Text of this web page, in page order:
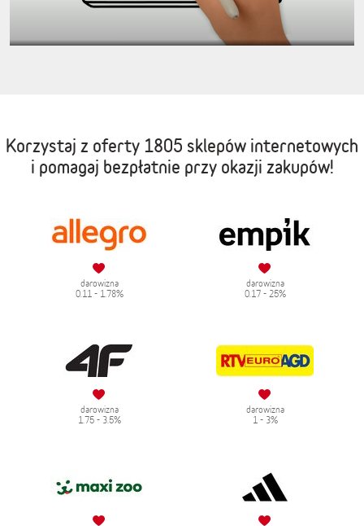
Korzystaj z oferty 1805 sklepów internetowych
i pomagaj bezpłatnie przy okazji zakupów!
darowizna
0.11 - 1.78%
darowizna
0.17 - 25%
darowizna
1.75 - 3.5%
darowizna
1 - 3%